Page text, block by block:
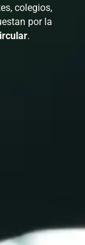
colegios,
por la
.